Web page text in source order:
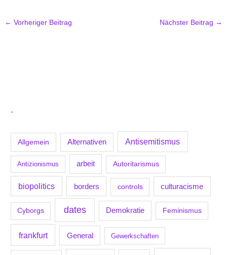
.
Allgemein Alternativen Antisemitismus
Antizionismus arbeit Autoritarismus
biopolitics borders controls culturacisme
Cyborgs dates Demokratie Feminismus
frankfurt General Gewerkschaften
← Vorheriger Beitrag Nächster Beitrag →